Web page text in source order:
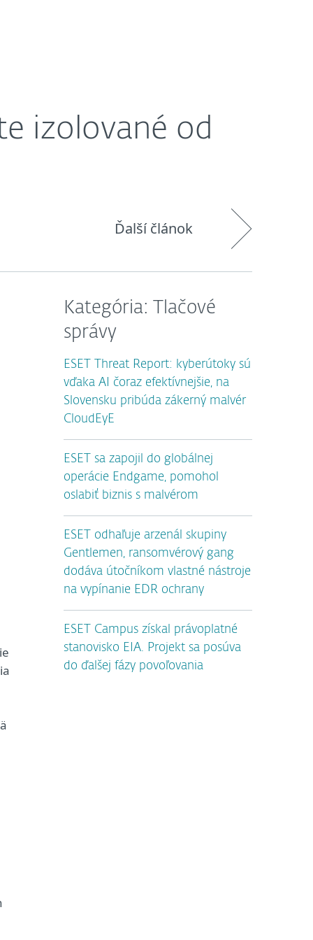
izolované od
Ďalší článok
Kategória: Tlačové
správy
ESET Threat Report: kyberútoky sú
vďaka AI čoraz efektívnejšie, na
Slovensku pribúda zákerný malvér
CloudEyE
ESET sa zapojil do globálnej
operácie Endgame, pomohol
oslabiť biznis s malvérom
ESET odhaľuje arzenál skupiny
Gentlemen, ransomvérový gang
dodáva útočníkom vlastné nástroje
na vypínanie EDR ochrany
ESET Campus získal právoplatné
stanovisko EIA. Projekt sa posúva
do ďalšej fázy povoľovania